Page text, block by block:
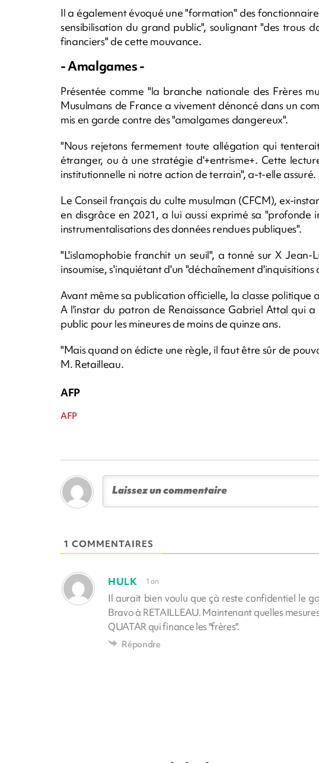
Il a également évoqué une "formation" des
sensibilisation du grand public", soulignant "des trous
financiers" de cette mouvance.
- Amalgames -
Présentée comme "la branche nationale des Frères
Musulmans de France a vivement dénoncé dans un
mis en garde contre des "amalgames dangereux".
"Nous rejetons fermement toute allégation qui
étranger, ou à une stratégie d'+entrisme+. Cette
institutionnelle ni notre action de terrain", a-t-elle assuré.
Le Conseil français du culte musulman (CFCM), ex-
en disgrâce en 2021, a lui aussi exprimé sa "profonde
instrumentalisations des données rendues publiques".
"L'islamophobie franchit un seuil", a tonné sur X
insoumise, s'inquiétant d'un "déchaînement d'inquisitions
Avant même sa publication officielle, la classe politique
A l'instar du patron de Renaissance Gabriel Attal qui
public pour les mineures de moins de quinze ans.
"Mais quand on édicte une règle, il faut être sûr de
M. Retailleau.
AFP
AFP
1 COMMENTAIRES
HULK 1 an
Il aurait bien voulu que çà reste confidentiel le
Bravo à RETAILLEAU. Maintenant quelles
QUATAR qui finance les "frères".
Répondre